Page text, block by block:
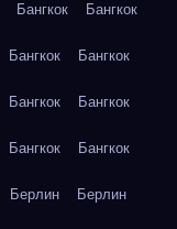
Бангкок Бангкок
Бангкок Бангкок
Бангкок Бангкок
Бангкок Бангкок
Берлин Берлин